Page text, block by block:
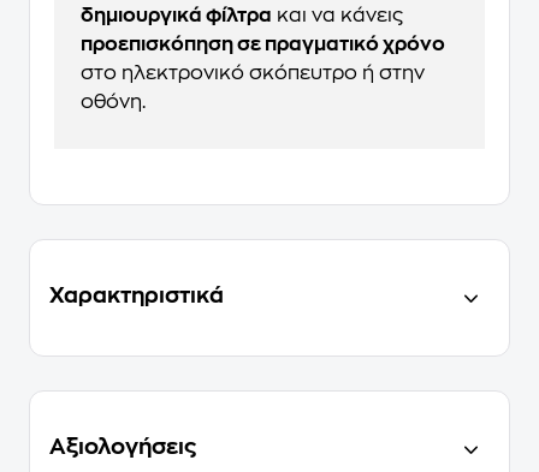
δημιουργικά φίλτρα και να κάνεις
προεπισκόπηση σε πραγματικό χρόνο
στο ηλεκτρονικό σκόπευτρο ή στην
οθόνη.
Χαρακτηριστικά
Αξιολογήσεις